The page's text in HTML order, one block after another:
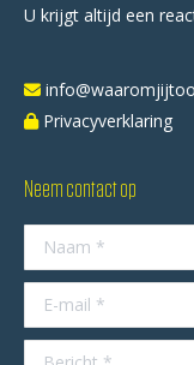
U krijgt altijd een
Privacyverklaring
Neem contact op
Naam *
E-mail *
Bericht *